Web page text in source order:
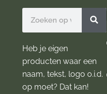
o
o
k
g
a
Heb je eigen
producten waar een
naam, tekst, logo o.i.d.
op moet? Dat kan!